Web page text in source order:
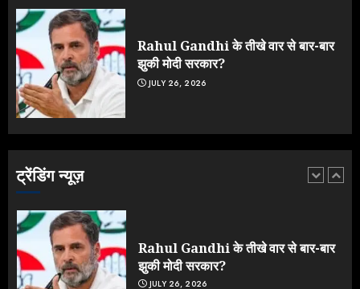
Rahul Gandhi के तीखे वार से बार-बार
झुकी मोदी सरकार?
JULY 26, 2026
ट्रेंडिंग न्यूज़
5
JULY 19, 2026
1
उड़ाए करोड़ों, टूट गया मोदी का रिकॉर्ड !
Rahul Gandhi के तीखे वार से बार-बार
झुकी मोदी सरकार?
JULY 26, 2026